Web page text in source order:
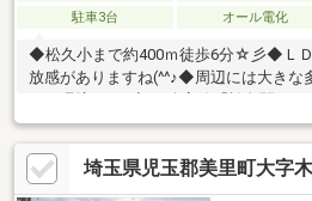
駐車3台
オール電化
◆松久小まで約400ｍ徒歩6分☆彡◆ＬＤ
放感がありますね(^^♪◆周辺には大きな
車で5分！◆2025年6月リノベーション
ド ・屋根葺き替え ・外構 駐車場4
チン(食洗器付き) ・トイレ ・ＴＶイ
ガス入りトリプル樹脂サッシ(Ｌｏｗ-ｅ
埼玉県児玉郡美里町大字